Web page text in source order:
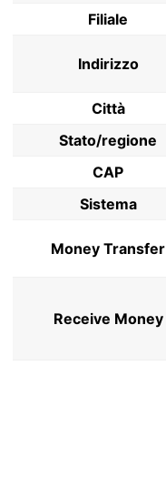
Filiale
Indirizzo
Città
Stato/regione
CAP
Sistema
Money Transfer
Receive Money